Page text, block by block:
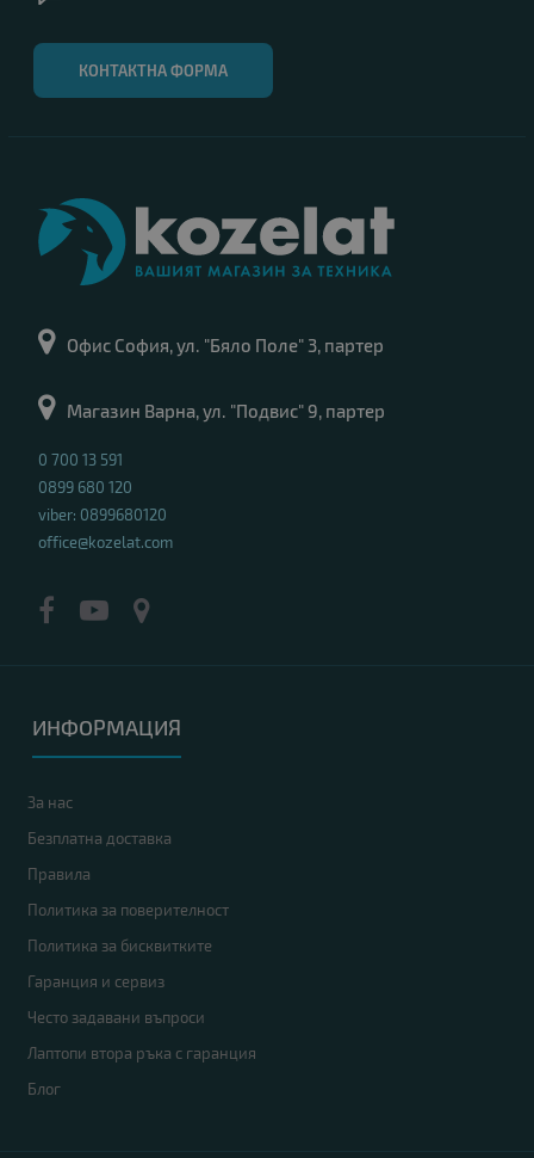
КОНТАКТНА ФОРМА
Офис София, ул. "Бяло Поле" 3, партер
Магазин Варна, ул. "Подвис" 9, партер
0 700 13 591
0899 680 120
viber: 0899680120
office@kozelat.com
ИНФОРМАЦИЯ
За нас
Безплатна доставка
Правила
Политика за поверителност
Политика за бисквитките
Гаранция и сервиз
Често задавани въпроси
Лаптопи втора ръка с гаранция
Блог